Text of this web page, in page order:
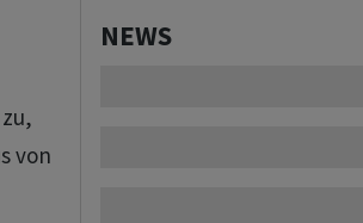
von
NEWS